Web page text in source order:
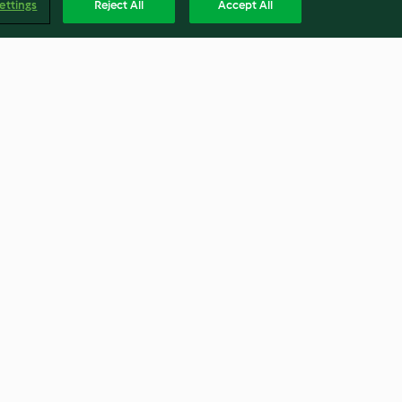
Reject All Accept All